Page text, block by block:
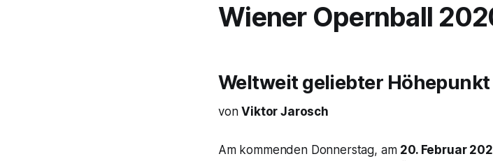
Wiener Opernball
Weltweit geliebter
vonViktor Jarosch
Am kommenden Donnerstag, am 20. Februar